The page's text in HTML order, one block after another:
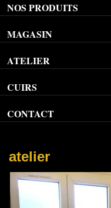
NOS PRODUITS
MAGASIN
ATELIER
CUIRS
CONTACT
atelier